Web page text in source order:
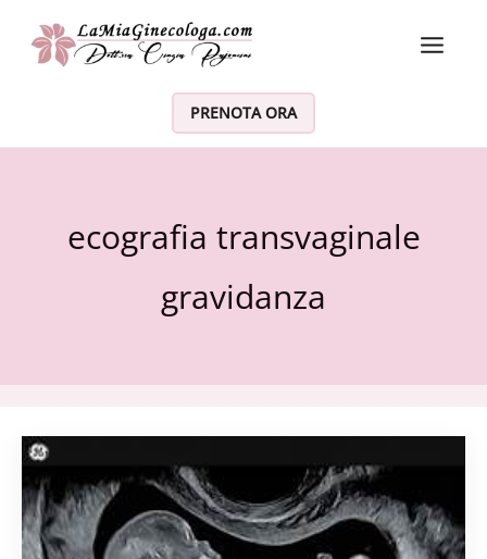
Vai al contenuto
PRENOTA ORA
ecografia transvaginale
gravidanza